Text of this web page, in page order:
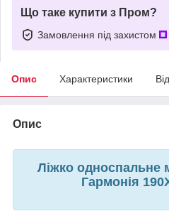
Що таке купити з Пром?
Замовлення під захистом
Опис Характеристики
Опис
Ліжко односпальне
Гармонія